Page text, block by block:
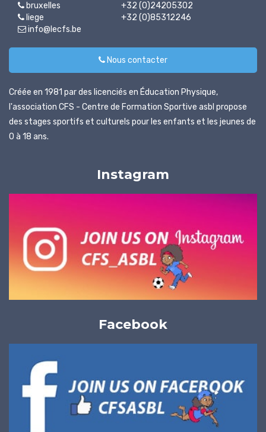
bruxelles
+32 (0)24205302
liege
+32 (0)85312246
info@lecfs.be
Nous contacter
Créée en 1981 par des licenciés en Éducation Physique,
l'association CFS - Centre de Formation Sportive asbl propose
des stages sportifs et culturels pour les enfants et les jeunes de
0 à 18 ans.
Instagram
Facebook